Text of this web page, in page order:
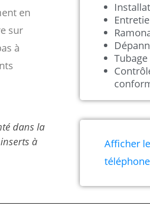
en
sur
à
dans la
à
Afficher
téléphone